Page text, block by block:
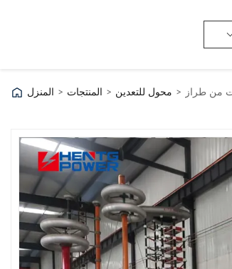
المنزل > المنتجات > محول للتعدين >